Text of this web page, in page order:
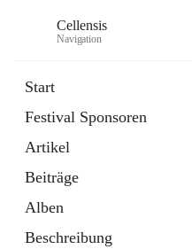
Cellensis
Navigation
Start
Festival Sponsoren
Artikel
Beiträge
Alben
Beschreibung
Festival Sponsoren